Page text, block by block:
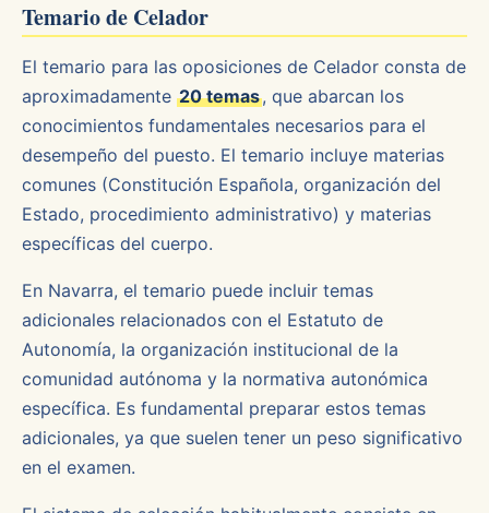
Temario de Celador
El temario para las oposiciones de Celador consta de
aproximadamente 20 temas, que abarcan los
conocimientos fundamentales necesarios para el
desempeño del puesto. El temario incluye materias
comunes (Constitución Española, organización del
Estado, procedimiento administrativo) y materias
específicas del cuerpo.
En Navarra, el temario puede incluir temas
adicionales relacionados con el Estatuto de
Autonomía, la organización institucional de la
comunidad autónoma y la normativa autonómica
específica. Es fundamental preparar estos temas
adicionales, ya que suelen tener un peso significativo
en el examen.